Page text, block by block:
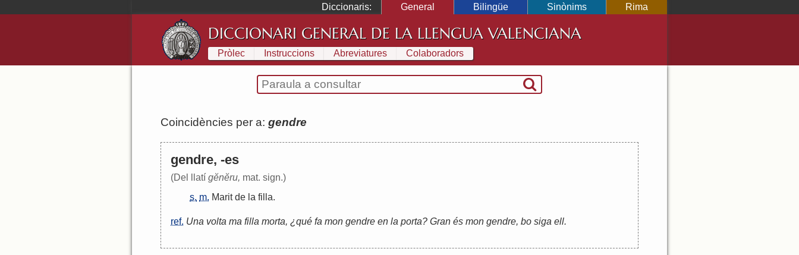
Diccionaris: General Bilingüe Sinònims Rima
DICCIONARI GENERAL DE LA LLENGUA VALENCIANA
Pròlec Instruccions Abreviatures Colaboradors
Coincidències per a: gendre
gendre, -es
(Del llatí gĕnĕru, mat. sign.)
s. m. Marit de la filla.
ref. Una volta ma filla morta, ¿qué fa mon gendre en la porta? Gran és mon gendre, bo siga ell.